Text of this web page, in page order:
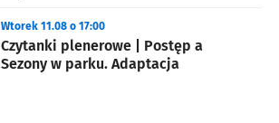
Czytanki plenerowe | Postęp a
Sezony w parku. Adaptacja
Wtorek 11.08 o 17:00